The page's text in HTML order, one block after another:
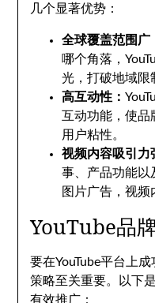
几个显著优势：
全球覆盖范围广
哪个角落，
光，打破地域限
高互动性：
互动功能，使
用户粘性。
视频内容吸引力
事、产品功能以
图片广告，视频
YouTube品
要在YouTube平台上
策略至关重要。以下
有效推广：